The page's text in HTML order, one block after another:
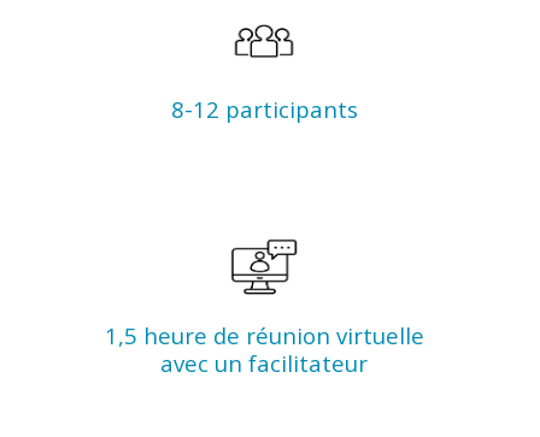
8-12 participants
1,5 heure de réunion virtuelle
avec un facilitateur